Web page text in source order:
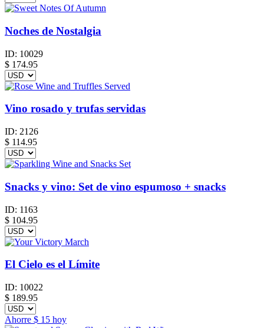
Noches de Nostalgia
ID: 10029
$ 174.95
Vino rosado y trufas servidas
ID: 2126
$ 114.95
Snacks y vino: Set de vino espumoso + snacks
ID: 1163
$ 104.95
El Cielo es el Límite
ID: 10022
$ 189.95
Ahorre $ 15 hoy